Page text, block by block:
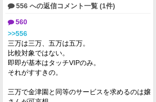
556 への返信コメント一覧 (1件)
560
>>556
三万は三万、五万は五万。
比較対象ではない。
即即が基本はタッチVIPのみ。
それがすすきの。
三万で金津園と同等のサービスを求めるのは嬢
さんが可哀想。